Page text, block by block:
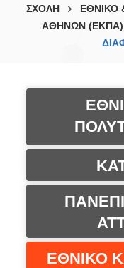
ΣΧΟΛΗ
ΕΘΝΙΚΟ
ΑΘΗΝΩΝ (ΕΚΠΑ)
ΕΘΝΙΚΟ